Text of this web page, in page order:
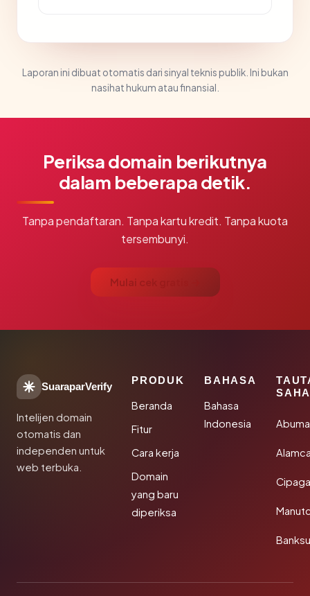
Laporan ini dibuat otomatis dari sinyal teknis publik. Ini bukan
nasihat hukum atau finansial.
Periksa domain berikutnya
dalam beberapa detik.
Tanpa pendaftaran. Tanpa kartu kredit. Tanpa kuota
tersembunyi.
Mulai cek gratis →
SuaraparVerify
Intelijen domain
otomatis dan
independen untuk
web terbuka.
PRODUK
Beranda
Fitur
Cara kerja
Domain
yang baru
diperiksa
BAHASA
Bahasa
Indonesia